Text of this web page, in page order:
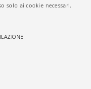
sbaglio
solo ai cookie necessari.